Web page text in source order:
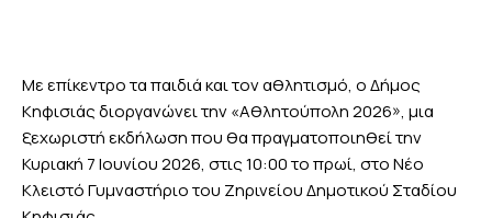
Με επίκεντρο τα παιδιά και τον αθλητισμό, ο Δήμος
Κηφισιάς διοργανώνει την «Αθλητούπολη 2026», μια
ξεχωριστή εκδήλωση που θα πραγματοποιηθεί την
Κυριακή 7 Ιουνίου 2026, στις 10:00 το πρωί, στο Νέο
Κλειστό Γυμναστήριο του Ζηρινείου Δημοτικού Σταδίου